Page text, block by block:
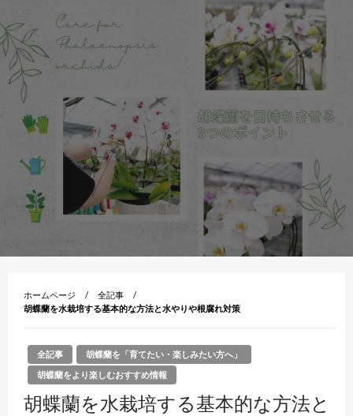
ホームページ
全記事
胡蝶蘭を水栽培する基本的な方法と水やりや根腐れ対策
全記事
胡蝶蘭を「育てたい・楽しみたい方へ」
胡蝶蘭をより楽しむおすすめ情報
胡蝶蘭を水栽培する基本的な方法と